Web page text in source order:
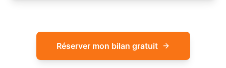
Réserver mon bilan gratuit